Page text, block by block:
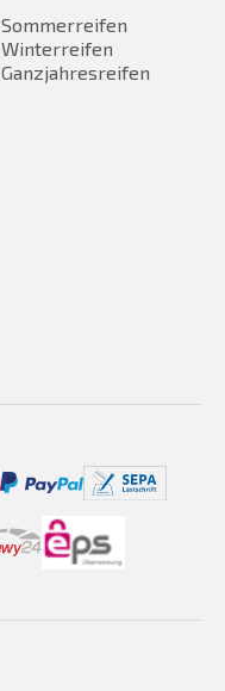
Sommerreifen
Winterreifen
Ganzjahresreifen